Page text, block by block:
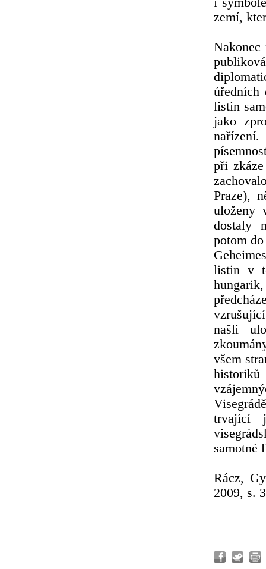
zemí,
úředních
listin
jako
při
Praze),
uloženy
dostaly
potom
listin v
našli
všem
trvající
samotné
Rácz,
2009, s.